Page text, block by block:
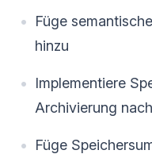
Füge
hinzu
Implementiere
Archivierung
Füge